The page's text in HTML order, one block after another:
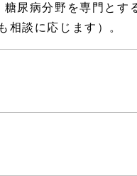
尿病分野を専門とす
相談に応じます）。